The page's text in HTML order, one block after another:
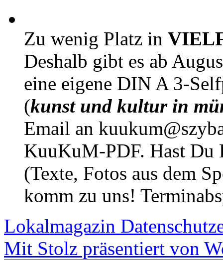
Zu wenig Platz in
Deshalb gibt es ab
eine eigene DIN A 3-
(kunst und kultur in
Email an
KuuKuM-PDF. Hast Du
(Texte, Fotos aus dem
komm zu uns!
Lokalmagazin
Mit Stolz präsentiert von